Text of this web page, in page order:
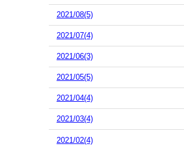
2021/08(5)
2021/07(4)
2021/06(3)
2021/05(5)
2021/04(4)
2021/03(4)
2021/02(4)